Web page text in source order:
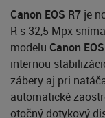
Canon EOS R7 je
R s 32,5 Mpx
modelu Canon
internou
zábery aj pri
automatické
otočný dotykový